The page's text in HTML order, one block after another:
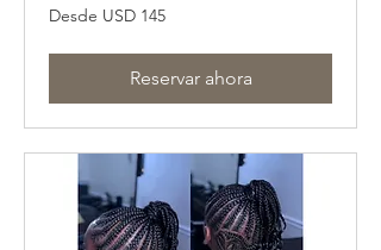
Desde
145
Desde USD 145
Reservar ahora